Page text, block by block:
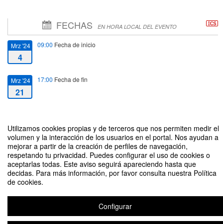
Utilizamos cookies propias y de terceros que nos permiten medir el
volumen y la interacción de los usuarios en el portal. Nos ayudan a
mejorar a partir de la creación de perfiles de navegación,
respetando tu privacidad. Puedes configurar el uso de cookies o
aceptarlas todas. Este aviso seguirá apareciendo hasta que
decidas. Para más información, por favor consulta nuestra Política
de cookies.
Configurar
FECHAS EN HORA LOCAL DEL EVENTO
Mrz '24
4
09:00 Fecha de inicio
Mrz '24
21
17:00 Fecha de fin
Talleres de Desarrollo Docente
Organizado por Academia Docente de la Vicerrectoría de Pregrado